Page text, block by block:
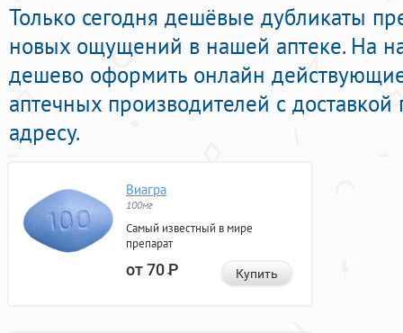
Только сегодня дешёвые дубликаты
новых ощущений в нашей аптеке. На
дешево оформить онлайн
аптечных производителей с
адресу.
Виагра
100мг
Самый известный в мире
препарат
от 70Р Купить